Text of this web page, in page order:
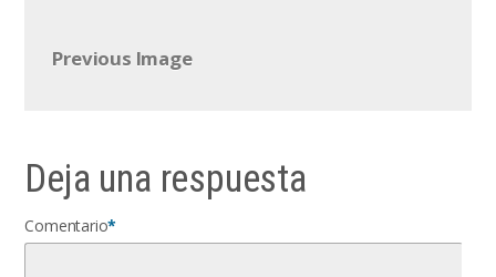
Previous Image
Deja una respuesta
Comentario*